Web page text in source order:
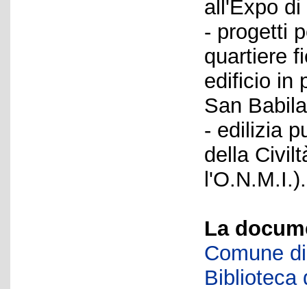
all'Expo
- progetti
quartiere
edificio in
San
- edilizia
della
l'O.N.M.I.).
La
Comune
Biblioteca